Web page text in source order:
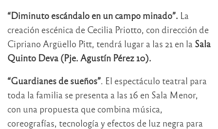
“Diminuto escándalo en un campo minado”. La
creación escénica de Cecilia Priotto, con dirección de
Cipriano Argüello Pitt, tendrá lugar a las 21 en la Sala
Quinto Deva (Pje. Agustín Pérez 10).
“Guardianes de sueños”. El espectáculo teatral para
toda la familia se presenta a las 16 en Sala Menor,
con una propuesta que combina música,
coreografías, tecnología y efectos de luz negra para